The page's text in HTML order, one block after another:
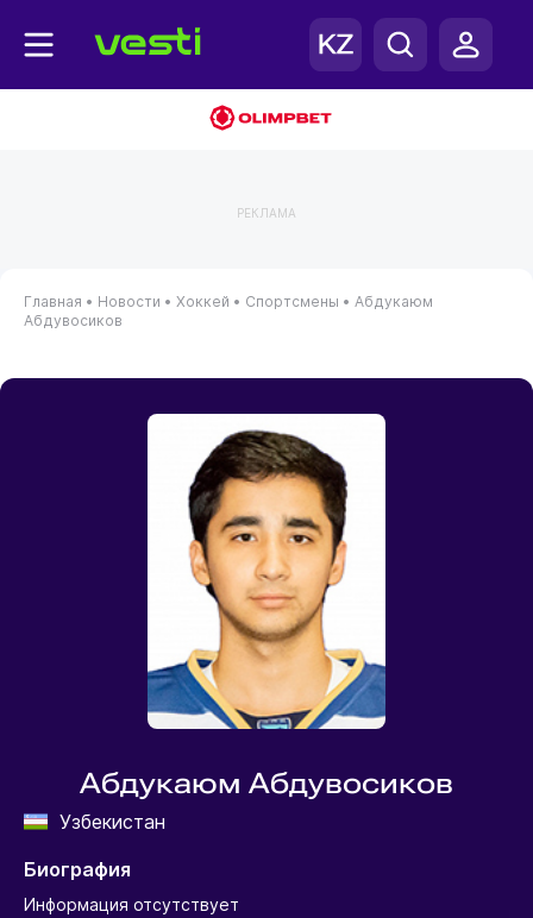
РЕКЛАМА
Главная • Новости • Хоккей • Спортсмены • Абдукаюм
Абдувосиков
Абдукаюм Абдувосиков
Узбекистан
Биография
Информация отсутствует